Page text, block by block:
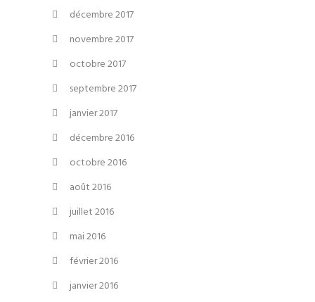
décembre 2017
novembre 2017
octobre 2017
septembre 2017
janvier 2017
décembre 2016
octobre 2016
août 2016
juillet 2016
mai 2016
février 2016
janvier 2016